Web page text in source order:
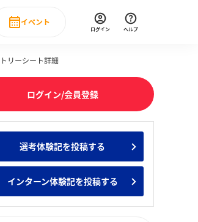
ンキング みんなのインターン人気企業ランキ
ビュー
イベント
Event
直近のイベント一覧
ログイン ヘルプ
リーシート詳細
ログイン/会員登録
選考体験記を投稿する
インターン体験記を投稿する